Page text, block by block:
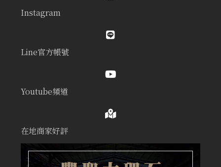
Instagram
Line官方帳號
Youtube頻道
在地商家好評